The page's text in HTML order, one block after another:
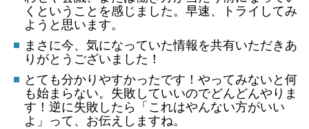
くということを感じました。早速、トライしてみ
ようと思います。
まさに今、気になっていた情報を共有いただきあ
りがとうございました！
とても分かりやすかったです！やってみないと何
も始まらない。失敗していいのでどんどんやりま
す！逆に失敗したら「これはやんない方がいい
よ」って、お伝えしますね。